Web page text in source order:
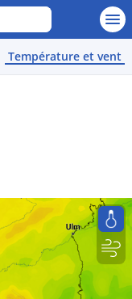
Température et vent